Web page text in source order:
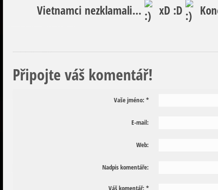
Vietnamci nezklamali… xD :D
Připojte váš komentář!
Vaše jméno: *
E-mail:
Web:
Nadpis komentáře:
Váš komentář: *